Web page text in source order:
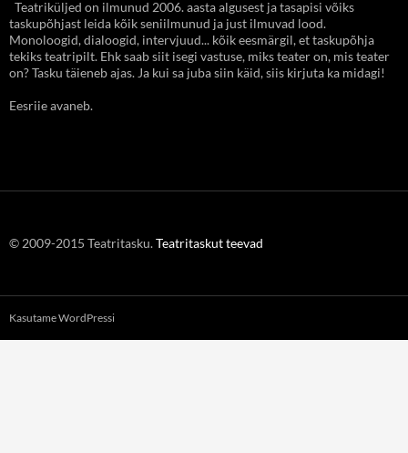
Teatriküljed on ilmunud 2006. aasta algusest ja tasapisi võiks
taskupõhjast leida kõik seniilmunud ja just ilmuvad lood.
Monoloogid, dialoogid, intervjuud... kõik eesmärgil, et taskupõhja
tekiks teatripilt. Ehk saab siit isegi vastuse, miks teater on, mis teater
on? Tasku täieneb ajas. Ja kui sa juba siin käid, siis kirjuta ka midagi!
Eesriie avaneb.
© 2009-2015 Teatritasku.Teatritaskut teevad
Kasutame WordPressi